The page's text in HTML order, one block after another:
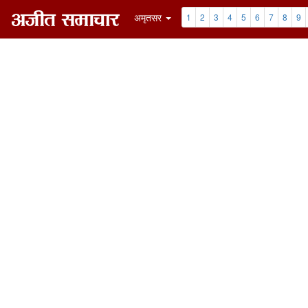
अमृतसर 1 2 3 4 5 6 7 8 9